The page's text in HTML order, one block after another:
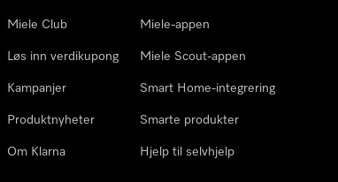
Miele Club
Løs inn verdikupong
Kampanjer
Produktnyheter
Om Klarna
Miele-appen
Miele Scout-appen
Smart Home-integrering
Smarte produkter
Hjelp til selvhjelp